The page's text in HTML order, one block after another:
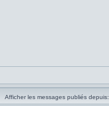
Afficher les messages publiés depuis: